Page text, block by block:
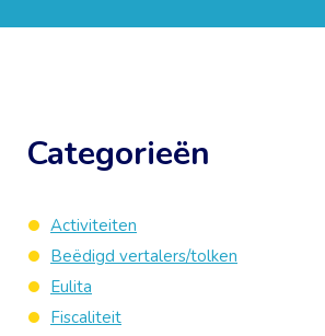
Categorieën
Activiteiten
Beëdigd vertalers/tolken
Eulita
Fiscaliteit